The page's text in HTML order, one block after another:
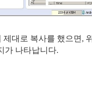
제대로 복사를 했으면,
가 나타납니다.